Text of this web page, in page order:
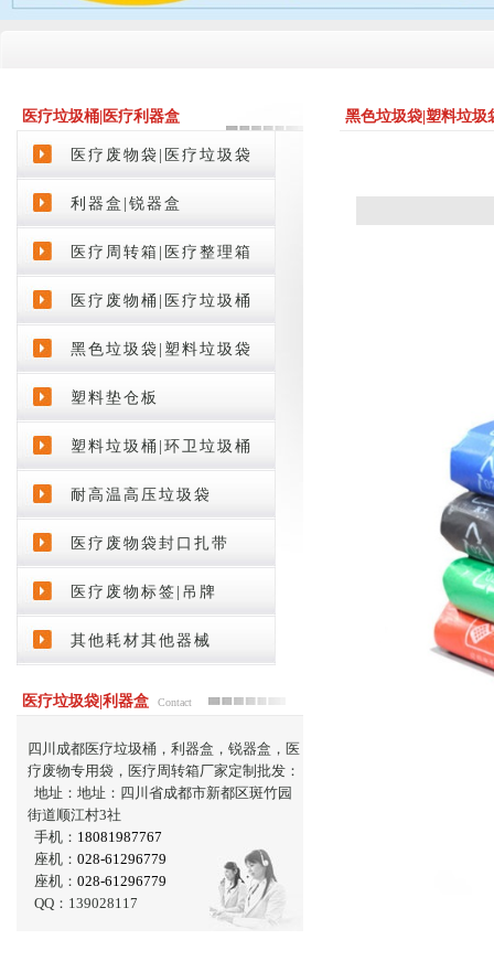
医疗垃圾桶|医疗利器盒
product
医疗废物袋|医疗垃圾袋
利器盒|锐器盒
医疗周转箱|医疗整理箱
医疗废物桶|医疗垃圾桶
黑色垃圾袋|塑料垃圾袋
塑料垫仓板
塑料垃圾桶|环卫垃圾桶
耐高温高压垃圾袋
医疗废物袋封口扎带
医疗废物标签|吊牌
其他耗材其他器械
医疗垃圾袋|利器盒 Contact
四川成都医疗垃圾桶，利器盒，锐器盒，医
疗废物专用袋，医疗周转箱厂家定制批发：
地址：地址：四川省成都市新都区斑竹园
街道顺江村3社
手机： 18081987767
座机： 028-61296779
座机： 028-61296779
QQ：139028117
黑色垃圾袋|塑料垃圾